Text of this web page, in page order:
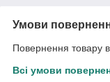
Умови
Повернення товару
Всі умови